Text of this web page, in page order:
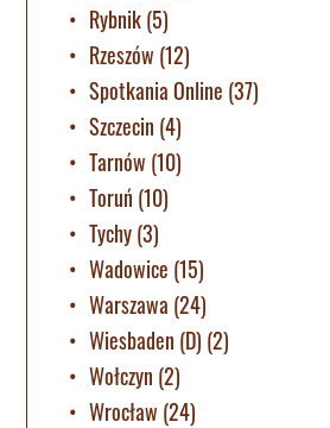
Rybnik(5)
Rzeszów (12)
Spotkania Online (37)
Szczecin (4)
Tarnów (10)
Toruń (10)
Tychy(3)
Wadowice (15)
Warszawa (24)
Wiesbaden (D) (2)
Wołczyn (2)
Wrocław (24)